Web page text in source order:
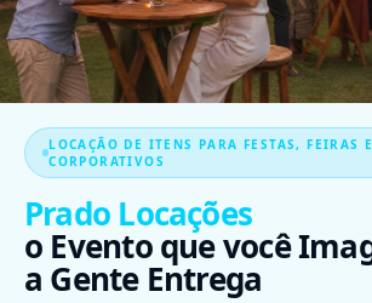
LOCAÇÃO DE ITENS PARA FESTAS, FEIRAS
CORPORATIVOS
Prado Locações
o Evento que você
a Gente Entrega